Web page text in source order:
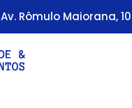
Av. Rômulo Maiorana,